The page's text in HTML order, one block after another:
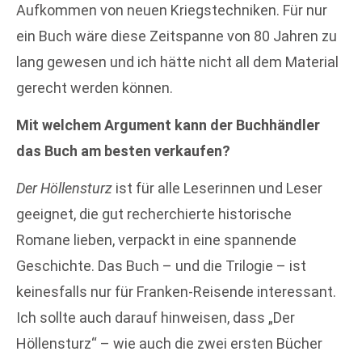
Aufkommen von neuen Kriegstechniken. Für nur
ein Buch wäre diese Zeitspanne von 80 Jahren zu
lang gewesen und ich hätte nicht all dem Material
gerecht werden können.
Mit welchem Argument kann der Buchhändler
das Buch am besten verkaufen?
Der Höllensturz ist für alle Leserinnen und Leser
geeignet, die gut recherchierte historische
Romane lieben, verpackt in eine spannende
Geschichte. Das Buch – und die Trilogie – ist
keinesfalls nur für Franken-Reisende interessant.
Ich sollte auch darauf hinweisen, dass „Der
Höllensturz“ – wie auch die zwei ersten Bücher